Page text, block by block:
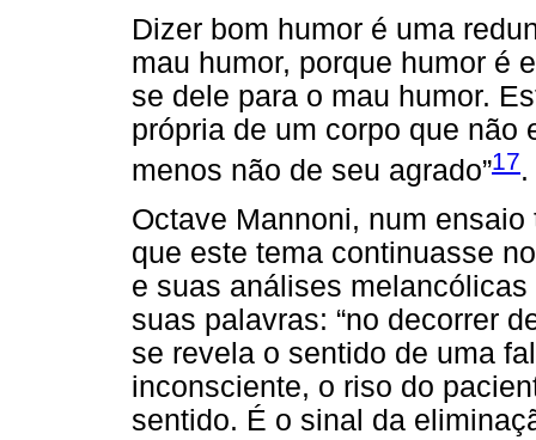
Dizer bom humor é uma
mau humor, porque humor é
se dele para o mau humor.
própria de um corpo que não
menos não de seu agrado”17.
Octave Mannoni, num
que este tema continuasse
e suas análises
suas palavras: “no decorrer
se revela o sentido de uma
inconsciente, o riso do
sentido. É o sinal da